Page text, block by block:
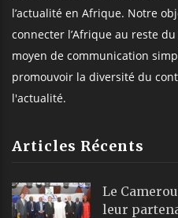
l’actualité en Afrique. Notre
connecter l’Afrique au reste
moyen de communication
promouvoir la diversité du
l'actualité.
Articles Récents
Le
leur